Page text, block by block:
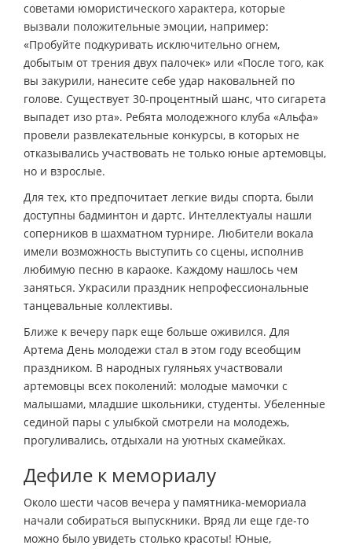
советами юмористического характера, которые
вызвали положительные эмоции, например:
«Пробуйте подкуривать исключительно огнем,
добытым от трения двух палочек» или «После того, как
вы закурили, нанесите себе удар наковальней по
голове. Существует 30-процентный шанс, что сигарета
выпадет изо рта». Ребята молодежного клуба «Альфа»
провели развлекательные конкурсы, в которых не
отказывались участвовать не только юные артемовцы,
но и взрослые.
Для тех, кто предпочитает легкие виды спорта, были
доступны бадминтон и дартс. Интеллектуалы нашли
соперников в шахматном турнире. Любители вокала
имели возможность выступить со сцены, исполнив
любимую песню в караоке. Каждому нашлось чем
заняться. Украсили праздник непрофессиональные
танцевальные коллективы.
Ближе к вечеру парк еще больше оживился. Для
Артема День молодежи стал в этом году всеобщим
праздником. В народных гуляньях участвовали
артемовцы всех поколений: молодые мамочки с
малышами, младшие школьники, студенты. Убеленные
сединой пары с улыбкой смотрели на молодежь,
прогуливались, отдыхали на уютных скамейках.
Дефиле к мемориалу
Около шести часов вечера у памятника-мемориала
начали собираться выпускники. Вряд ли еще где-то
можно было увидеть столько красоты! Юные,